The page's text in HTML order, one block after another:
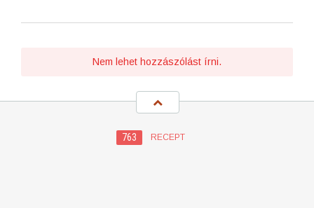
Nem lehet hozzászólást írni.
763 RECEPT